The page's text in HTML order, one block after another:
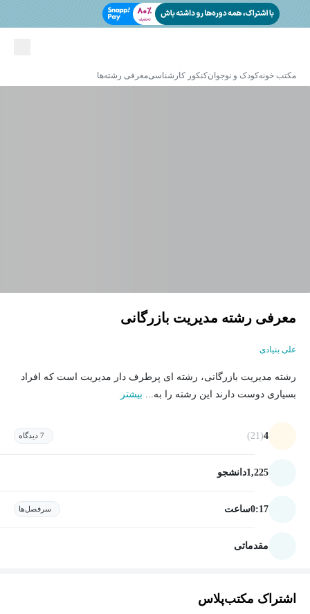
مکتب خونهکودک و نوجوانکنکور کارشناسیمعرفی رشته‌ها
معرفی رشته مدیریت بازرگانی
علی بنیادی
رشته مدیریت بازرگانی، رشته ای پرطرف دار مدیریت است که افراد
بسیاری دوست دارند این رشته را به... بیشتر
4
(21) 7 دیدگاه
1,225دانشجو
0:17ساعت سرفصل‌ها
مقدماتی
اشتراک مکتب‌پلاس